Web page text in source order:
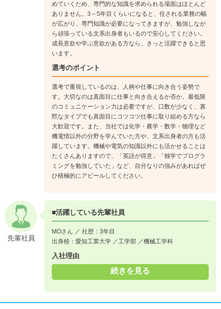
めていくため、専門的な知識を求められる場面はほとんど
ありません。3～5年目くらいになると、任される業務の幅
が広がり、専門知識が必要になってきますが、勉強しなが
ら頑張っている文系出身者もいるので安心してください。
成長意欲や学ぶ意欲がある方なら、きっと活躍できると思
います。
選考のポイント
選考で重視しているのは、人柄や仕事に向き合う姿勢で
す。大切なのは真面目に仕事と向き合えるか否か。最低限
のコミュニケーション力は必要ですが、口数が少なく、寡
黙なタイプでも真面目にコツコツ仕事に取り組める方なら
大歓迎です。また、当社では化学・農学・数学・物理など
機電情以外の分野を学んでいた方や、文系出身者の方も活
躍しています。機械や電気の知識以外にも活かせることは
たくさんありますので、「英語が得意」「独学でプログラ
ミングを勉強していた」など、自分なりの強みがあればぜ
ひ積極的にアピールしてください。
先輩社員
■活躍している先輩社員
MOさん ／ 社歴：3年目
出身校：愛知工業大学 ／工学部 ／機械工学科
入社理由
続きを見る